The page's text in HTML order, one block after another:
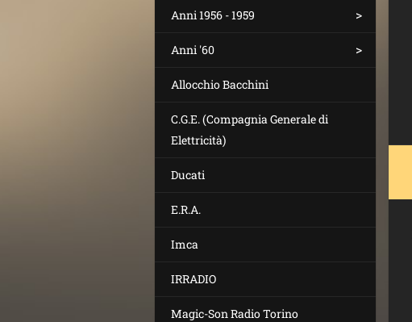
Anni 1956 - 1959
Anni '60
Allocchio Bacchini
C.G.E. (Compagnia Generale di
Elettricità)
Ducati
E.R.A.
Imca
IRRADIO
Magic-Son Radio Torino